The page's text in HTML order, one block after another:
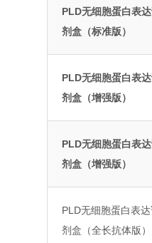
PLD无细胞蛋白表
剂盒（标准版）
PLD无细胞蛋白表
剂盒（增强版）
PLD无细胞蛋白表
剂盒（增强版）
PLD无细胞蛋白表
剂盒（全长抗体版）